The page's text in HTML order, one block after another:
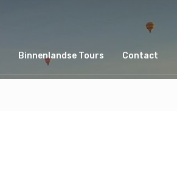
Binnenlandse Tours Contact